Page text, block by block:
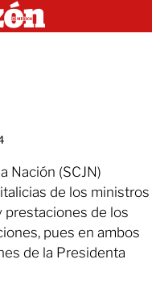
Nación (SCJN)
de los ministros
prestaciones de los
pues en ambos
de la Presidenta